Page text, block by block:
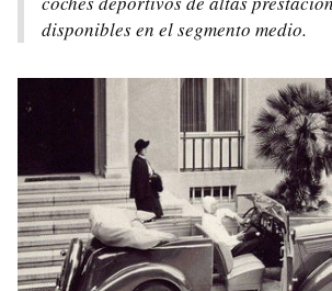
disponibles en el segmento medio.